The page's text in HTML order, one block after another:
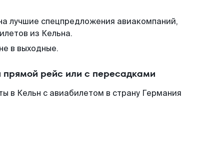
лучшие спецпредложения авиакомпаний,
из Кельна.
в выходные.
рейс или с пересадками
в Кельн с авиабилетом в страну Германия